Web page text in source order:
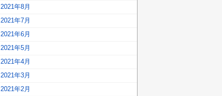
2021年8月
2021年7月
2021年6月
2021年5月
2021年4月
2021年3月
2021年2月